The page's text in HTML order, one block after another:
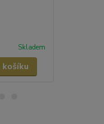
Skladem